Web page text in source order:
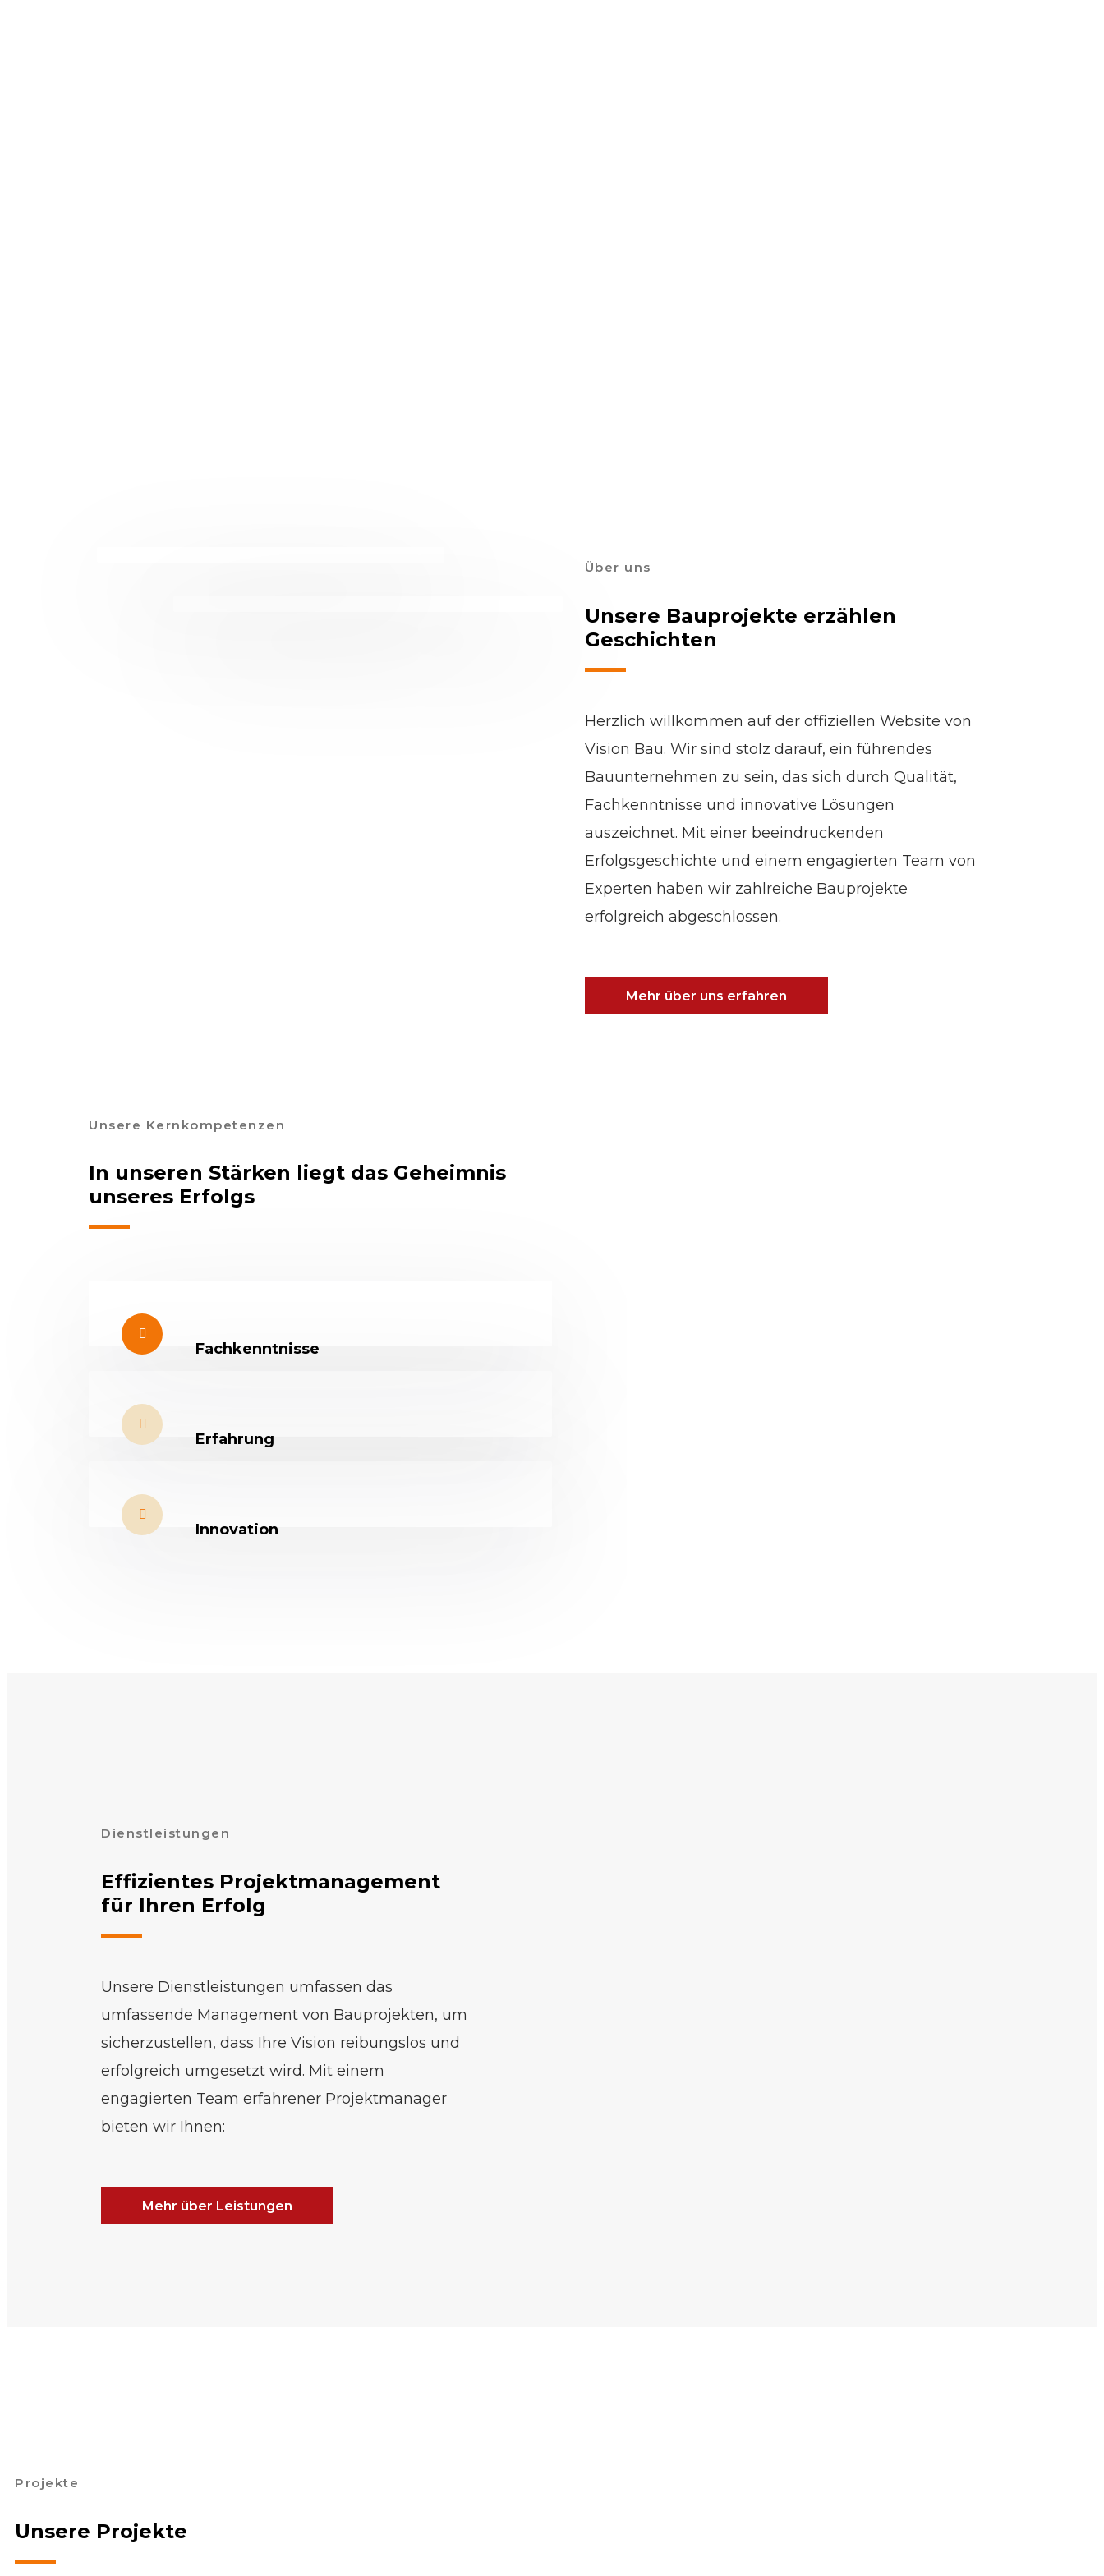
Über uns
Unsere Bauprojekte erzählen
Geschichten
Herzlich willkommen auf der offiziellen Website von
Vision Bau. Wir sind stolz darauf, ein führendes
Bauunternehmen zu sein, das sich durch Qualität,
Fachkenntnisse und innovative Lösungen
auszeichnet. Mit einer beeindruckenden
Erfolgsgeschichte und einem engagierten Team von
Experten haben wir zahlreiche Bauprojekte
erfolgreich abgeschlossen.
Mehr über uns erfahren
Unsere Kernkompetenzen
In unseren Stärken liegt das Geheimnis
unseres Erfolgs
Fachkenntnisse
Erfahrung
Innovation
Dienstleistungen
Effizientes Projektmanagement
für Ihren Erfolg
Unsere Dienstleistungen umfassen das
umfassende Management von Bauprojekten, um
sicherzustellen, dass Ihre Vision reibungslos und
erfolgreich umgesetzt wird. Mit einem
engagierten Team erfahrener Projektmanager
bieten wir Ihnen:
Mehr über Leistungen
Projekte
Unsere Projekte